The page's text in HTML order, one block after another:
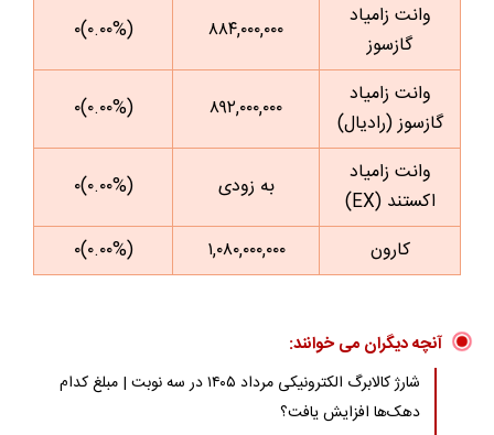
وانت زامیاد
گازسوز
۸۸۴,۰۰۰,۰۰۰ (۰.۰۰%)۰
وانت زامیاد
گازسوز (رادیال)
۸۹۲,۰۰۰,۰۰۰ (۰.۰۰%)۰
وانت زامیاد
اکستند (EX)
به زودی (۰.۰۰%)۰
کارون ۱,۰۸۰,۰۰۰,۰۰۰ (۰.۰۰%)۰
آنچه دیگران می خوانند:
شارژ کالابرگ الکترونیکی مرداد ۱۴۰۵ در سه نوبت | مبلغ کدام
دهک‌ها افزایش یافت؟